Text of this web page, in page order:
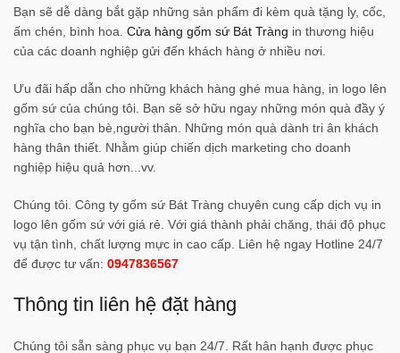
Bạn sẽ dễ dàng bắt gặp những sản phẩm đi kèm quà tặng ly, cốc,
ấm chén, bình hoa. Cửa hàng gốm sứ Bát Tràng in thương hiệu
của các doanh nghiệp gửi đến khách hàng ở nhiều nơi.
Ưu đãi hấp dẫn cho những khách hàng ghé mua hàng, in logo lên
gốm sứ của chúng tôi. Bạn sẽ sở hữu ngay những món quà đầy ý
nghĩa cho bạn bè,người thân. Những món quà dành tri ân khách
hàng thân thiết. Nhằm giúp chiến dịch marketing cho doanh
nghiệp hiệu quả hơn...vv.
Chúng tôi. Công ty gốm sứ Bát Tràng chuyên cung cấp dịch vụ in
logo lên gốm sứ với giá rẻ. Với giá thành phải chăng, thái độ phục
vụ tận tình, chất lượng mực in cao cấp. Liên hệ ngay Hotline 24/7
để được tư vấn: 0947836567
Thông tin liên hệ đặt hàng
Chúng tôi sẵn sàng phục vụ bạn 24/7. Rất hân hạnh được phục